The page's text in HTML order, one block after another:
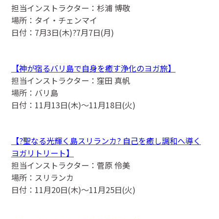
担当インストラクター：杉浦 博敬
場所：タイ・チェンマイ
日付：7月3日(木)?7月7日(月)
【神が宿るバリ島で自身を癒す浄化のヨガ旅】
担当インストラクター：窪田 真帆
場所：バリ島
日付：11月13日(木)〜11月18日(火)
【?聖なる光輝く島スリランカ? 自己を癒し調和へ導く
ヨガリトリート】
担当インストラクター：菅原 伶美
場所：スリランカ
日付：11月20日(木)〜11月25日(火)